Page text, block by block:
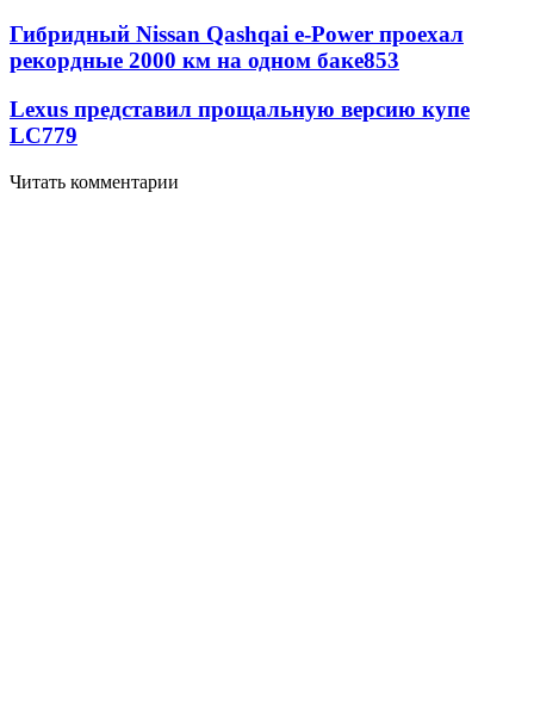
Гибридный Nissan Qashqai e-Power проехал
рекордные 2000 км на одном баке853
Lexus представил прощальную версию купе
LC779
Читать комментарии